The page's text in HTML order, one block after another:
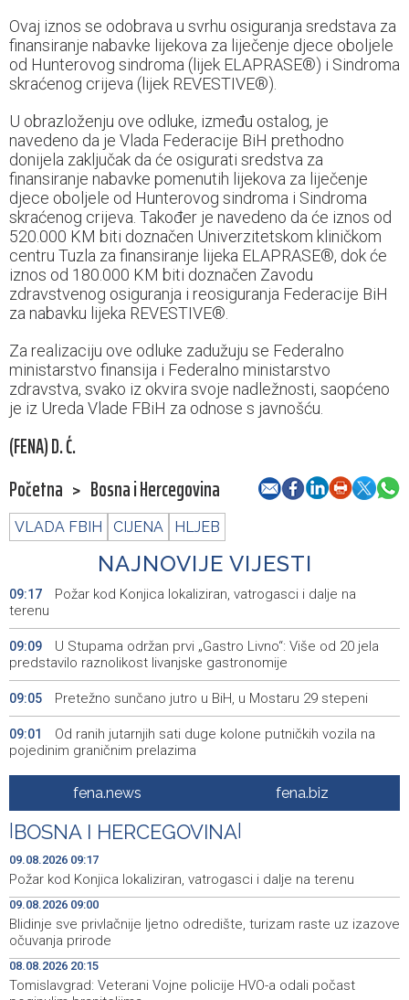
Ovaj iznos se odobrava u svrhu osiguranja sredstava za
finansiranje nabavke lijekova za liječenje djece oboljele
od Hunterovog sindroma (lijek ELAPRASE®) i Sindroma
skraćenog crijeva (lijek REVESTIVE®).
U obrazloženju ove odluke, između ostalog, je
navedeno da je Vlada Federacije BiH prethodno
donijela zaključak da će osigurati sredstva za
finansiranje nabavke pomenutih lijekova za liječenje
djece oboljele od Hunterovog sindroma i Sindroma
skraćenog crijeva. Također je navedeno da će iznos od
520.000 KM biti doznačen Univerzitetskom kliničkom
centru Tuzla za finansiranje lijeka ELAPRASE®, dok će
iznos od 180.000 KM biti doznačen Zavodu
zdravstvenog osiguranja i reosiguranja Federacije BiH
za nabavku lijeka REVESTIVE®.
Za realizaciju ove odluke zadužuju se Federalno
ministarstvo finansija i Federalno ministarstvo
zdravstva, svako iz okvira svoje nadležnosti, saopćeno
je iz Ureda Vlade FBiH za odnose s javnošću.
(FENA) D. Ć.
Početna > Bosna i Hercegovina
VLADA FBIH CIJENA HLJEB
NAJNOVIJE VIJESTI
09:17
Požar kod Konjica lokaliziran, vatrogasci i dalje na
terenu
09:09
U Stupama održan prvi „Gastro Livno“: Više od 20 jela
predstavilo raznolikost livanjske gastronomije
09:05 Pretežno sunčano jutro u BiH, u Mostaru 29 stepeni
09:01
Od ranih jutarnjih sati duge kolone putničkih vozila na
pojedinim graničnim prelazima
Blidinje sve privlačnije ljetno odredište, turizam raste uz
izazove očuvanja prirode
08:55 Najave događaja za 9. 8. 2026. godine (nedjelja)
08:30
Nova slikovnica Anite Lovrić djecu kroz ilustracije uvodi
u radosna otajstva krunice
20:31
HZHM: U sudaru vlakova zbrinute 24 ozlijeđene osobe,
12 zadržano na liječenju
20:22 Metković: Na Maratonu lađa se natječe 31 ekipa
fena.news fena.biz
BOSNA I HERCEGOVINA
09.08.2026 09:17
Požar kod Konjica lokaliziran, vatrogasci i dalje na terenu
09.08.2026 09:00
Blidinje sve privlačnije ljetno odredište, turizam raste uz izazove
očuvanja prirode
08.08.2026 20:15
Tomislavgrad: Veterani Vojne policije HVO-a odali počast